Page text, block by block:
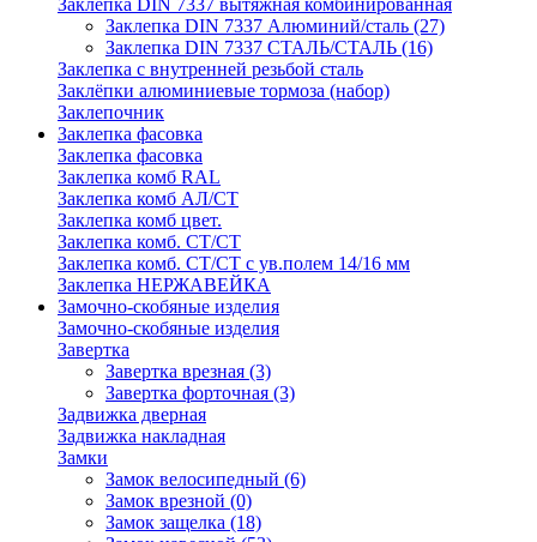
Заклепка DIN 7337 вытяжная комбинированная
Заклепка DIN 7337 Алюминий/сталь (27)
Заклепка DIN 7337 СТАЛЬ/СТАЛЬ (16)
Заклепка с внутренней резьбой сталь
Заклёпки алюминиевые тормоза (набор)
Заклепочник
Заклепка фасовка
Заклепка фасовка
Заклепка комб RAL
Заклепка комб АЛ/СТ
Заклепка комб цвет.
Заклепка комб. СТ/СТ
Заклепка комб. СТ/СТ с ув.полем 14/16 мм
Заклепка НЕРЖАВЕЙКА
Замочно-скобяные изделия
Замочно-скобяные изделия
Завертка
Завертка врезная (3)
Завертка форточная (3)
Задвижка дверная
Задвижка накладная
Замки
Замок велосипедный (6)
Замок врезной (0)
Замок защелка (18)